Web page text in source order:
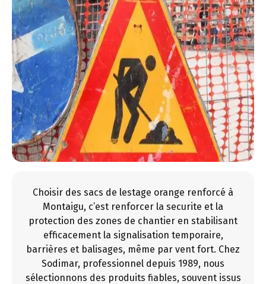
Choisir des sacs de lestage orange renforcé à
Montaigu, c’est renforcer la securite et la
protection des zones de chantier en stabilisant
efficacement la signalisation temporaire,
barrières et balisages, même par vent fort. Chez
Sodimar, professionnel depuis 1989, nous
sélectionnons des produits fiables, souvent issus